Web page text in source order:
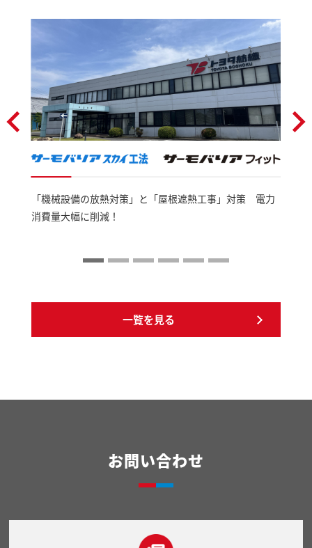
「機械設備の放熱対策」と「屋根遮熱工事」対策 電力
消費量大幅に削減！
一覧を見る
お問い合わせ